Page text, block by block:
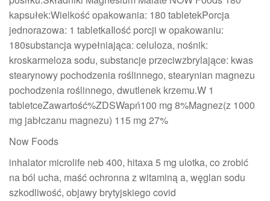
kapsułek:Wielkość opakowania: 180 tabletekPorcja
jednorazowa: 1 tabletkaIlość porcji w opakowaniu:
180substancja wypełniająca: celuloza, nośnik:
kroskarmeloza sodu, substancje przeciwzbrylające: kwas
stearynowy pochodzenia roślinnego, stearynian magnezu
pochodzenia roślinnego, dwutlenek krzemu.W 1
tabletceZawartość%ZDSWapń100 mg 8%Magnez(z 1000
mg jabłczanu magnezu) 115 mg 27%
Now Foods
inhalator microlife neb 400, hitaxa 5 mg ulotka, co zrobić
na ból ucha, maść ochronna z witaminą a, węglan sodu
szkodliwość, objawy brytyjskiego covid